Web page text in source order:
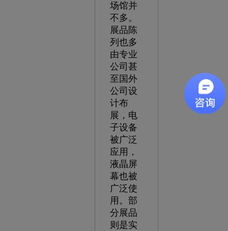
场馆并
不多。
展品陈
列也多
由专业
公司甚
至国外
公司设
计布
展，电
子设备
被广泛
应用，
液晶屏
幕也被
广泛使
用。部
分展品
则是实